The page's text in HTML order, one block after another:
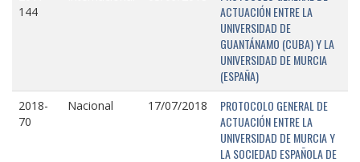
144
ACTUACIÓN ENTRE LA
UNIVERSIDAD DE
GUANTÁNAMO (CUBA) Y LA
UNIVERSIDAD DE MURCIA
(ESPAÑA)
2018-
70
Nacional 17/07/2018
PROTOCOLO GENERAL DE
ACTUACIÓN ENTRE LA
UNIVERSIDAD DE MURCIA Y
LA SOCIEDAD ESPAÑOLA DE